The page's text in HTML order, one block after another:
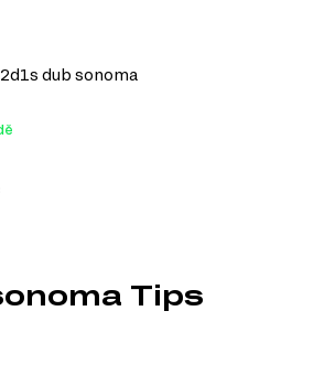
dub sonoma
Tips